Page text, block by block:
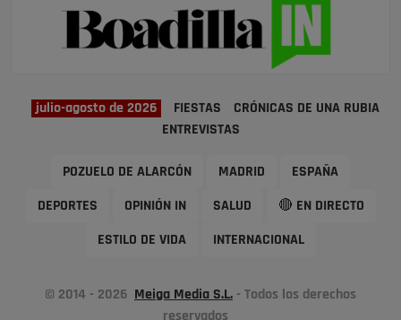
julio-agosto de 2026 FIESTAS
CRÓNICAS DE UNA RUBIA
ENTREVISTAS
POZUELO DE ALARCÓN MADRID ESPAÑA
DEPORTES OPINIÓN IN SALUD 🔴 EN DIRECTO
ESTILO DE VIDA INTERNACIONAL
© 2014 - 2026 Meiga Media S.L. - Todos los derechos
reservados